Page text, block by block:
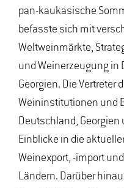
pan-kaukasische
befasste sich mit
Weltweinmärkte,
und Weinerzeugung in
Georgien. Die Vertreter
Weininstitutionen und
Deutschland,
Einblicke in die
Weinexport, -import
Ländern. Darüber